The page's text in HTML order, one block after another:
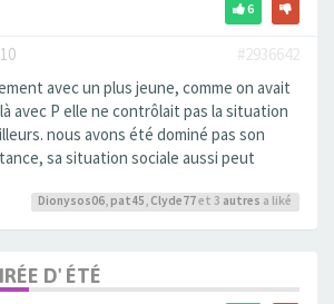
6
#2936642
avec un plus jeune, comme on avait
avec P elle ne contrôlait pas la situation
nous avons été dominé pas son
sa situation sociale aussi peut
Dionysos06, pat45, Clyde77et 3 autres a liké
D' ÉTÉ